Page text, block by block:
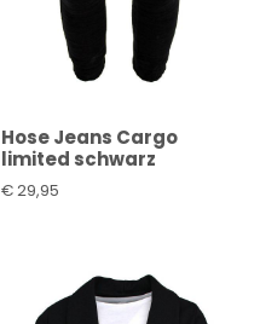
Hose Jeans Cargo
limited schwarz
€29,95